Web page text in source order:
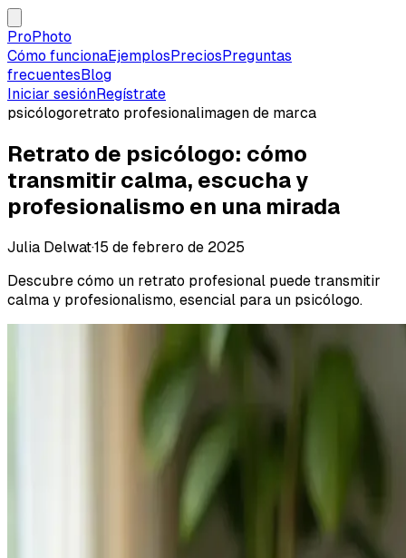
ProPhoto
Cómo funcionaEjemplosPreciosPreguntas
frecuentesBlog
Iniciar sesiónRegístrate
psicólogoretrato profesionalimagen de marca
Retrato de psicólogo: cómo
transmitir calma, escucha y
profesionalismo en una mirada
Julia Delwat·15 de febrero de 2025
Descubre cómo un retrato profesional puede transmitir
calma y profesionalismo, esencial para un psicólogo.